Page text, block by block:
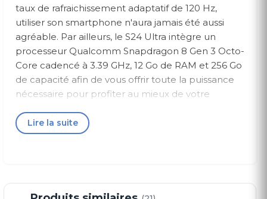
taux de rafraichissement adaptatif de 120 Hz,
utiliser son smartphone n'aura jamais été aussi
agréable. Par ailleurs, le S24 Ultra intègre un
processeur Qualcomm Snapdragon 8 Gen 3 Octo-
Core cadencé à 3.39 GHz, 12 Go de RAM et 256 Go
de capacité afin de vous offrir toute la puissance
nécessaire pour profiter au mieux de votre
ressources graphiques fonctionnent de manière
ultra fluide.
Lire la suite